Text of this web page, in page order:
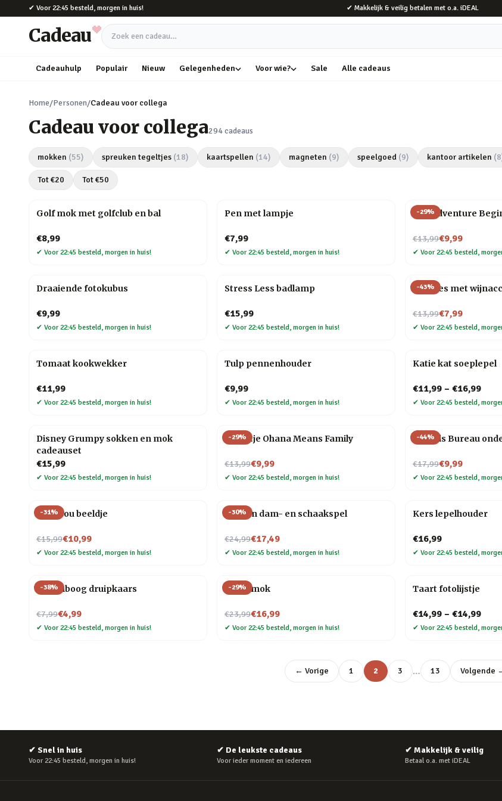
Naar hoofdinhoud
✔ Voor 22:45 besteld, morgen in huis! ✔ Makkelijk & veilig betalen met o.a. iDEAL
Cadeau Zoek een cadeau
Cadeauhulp Populair Nieuw Gelegenheden Voor wie? Sale Alle cadeaus
Home/Personen/Cadeau voor collega
Cadeau voor collega294cadeaus
mokken (55) spreuken tegeltjes (18) kaartspellen (14) magneten (9) speelgoed (9) kantoor artikelen (8
Tot €20 Tot €50
Golf mok met golfclub en bal
€8,99
✔ Voor 22:45 besteld, morgen in huis!
Pen met lampje
€7,99
✔ Voor 22:45 besteld, morgen in huis!
-29%
The Adventure
€13,99
Nu voor€9,99
✔ Voor 22:45 besteld,
Draaiende fotokubus
€9,99
✔ Voor 22:45 besteld, morgen in huis!
Stress Less badlamp
€15,99
✔ Voor 22:45 besteld, morgen in huis!
-43%
Wijnfles met
€13,99
Nu voor€7,99
✔ Voor 22:45 besteld,
Tomaat kookwekker
€11,99
✔ Voor 22:45 besteld, morgen in huis!
Tulp pennenhouder
€9,99
✔ Voor 22:45 besteld, morgen in huis!
Katie kat soeplepel
€11,99 – €16,99
✔ Voor 22:45 besteld,
Disney Grumpy sokken en mok
cadeauset
€15,99
✔ Voor 22:45 besteld, morgen in huis!
-29%
Tegeltje Ohana Means Family
€13,99
Nu voor€9,99
✔ Voor 22:45 besteld, morgen in huis!
-44%
Friends Bureau
€17,99
Nu voor€9,99
✔ Voor 22:45 besteld,
-31%
Love you beeldje
€15,99
Nu voor€10,99
✔ Voor 22:45 besteld, morgen in huis!
-30%
Houten dam- en schaakspel
€24,99
Nu voor€17,49
✔ Voor 22:45 besteld, morgen in huis!
Kers lepelhouder
€16,99
✔ Voor 22:45 besteld,
-38%
Regenboog druipkaars
€7,99
Nu voor€4,99
✔ Voor 22:45 besteld, morgen in huis!
-29%
Taart mok
€23,99
Nu voor€16,99
✔ Voor 22:45 besteld, morgen in huis!
Taart fotolijstje
€14,99 – €14,99
✔ Voor 22:45 besteld,
← Vorige 1 2 3 … 13 Volgende
✔ Snel in huis
Voor 22:45 besteld, morgen in huis!
✔ De leukste cadeaus
Voor ieder moment en iedereen
✔ Makkelijk & veilig
Betaal o.a. met iDEAL